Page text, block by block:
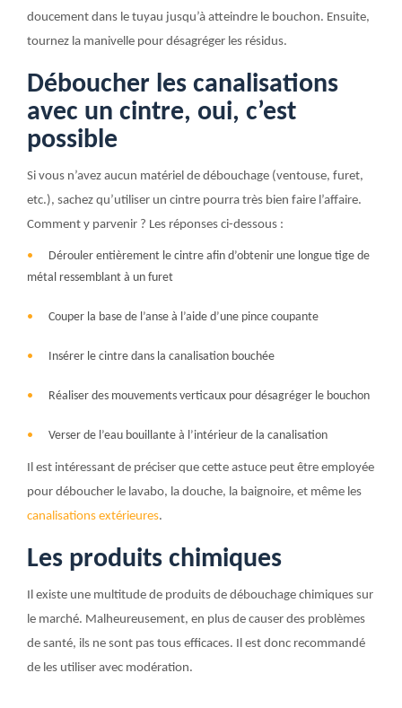
doucement dans le tuyau jusqu’à atteindre le bouchon. Ensuite,
tournez la manivelle pour désagréger les résidus.
Déboucher les canalisations
avec un cintre, oui, c’est
possible
Si vous n’avez aucun matériel de débouchage (ventouse, furet,
etc.), sachez qu’utiliser un cintre pourra très bien faire l’affaire.
Comment y parvenir ? Les réponses ci-dessous :
Dérouler entièrement le cintre afin d’obtenir une longue tige de
métal ressemblant à un furet
Couper la base de l’anse à l’aide d’une pince coupante
Insérer le cintre dans la canalisation bouchée
Réaliser des mouvements verticaux pour désagréger le bouchon
Verser de l’eau bouillante à l’intérieur de la canalisation
Il est intéressant de préciser que cette astuce peut être employée
pour déboucher le lavabo, la douche, la baignoire, et même les
canalisations extérieures.
Les produits chimiques
Il existe une multitude de produits de débouchage chimiques sur
le marché. Malheureusement, en plus de causer des problèmes
de santé, ils ne sont pas tous efficaces. Il est donc recommandé
de les utiliser avec modération.